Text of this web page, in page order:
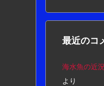
最近のコ
海水魚の近
より